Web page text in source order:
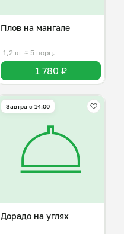
Плов на мангале
1,2 кг ≈ 5 порц.
1 780 ₽
Завтра c 14:00
Дорадо на углях